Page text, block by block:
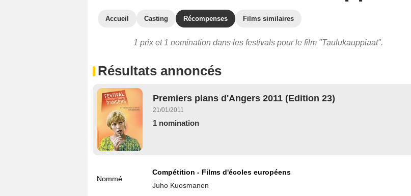
Accueil Casting Récompenses Films similaires
1 prix et 1 nomination dans les festivals pour le film "Taulukauppiaat".
Résultats annoncés
Premiers plans d'Angers 2011 (Edition 23)
21/01/2011
1 nomination
Nommé
Compétition - Films d'écoles européens
Juho Kuosmanen